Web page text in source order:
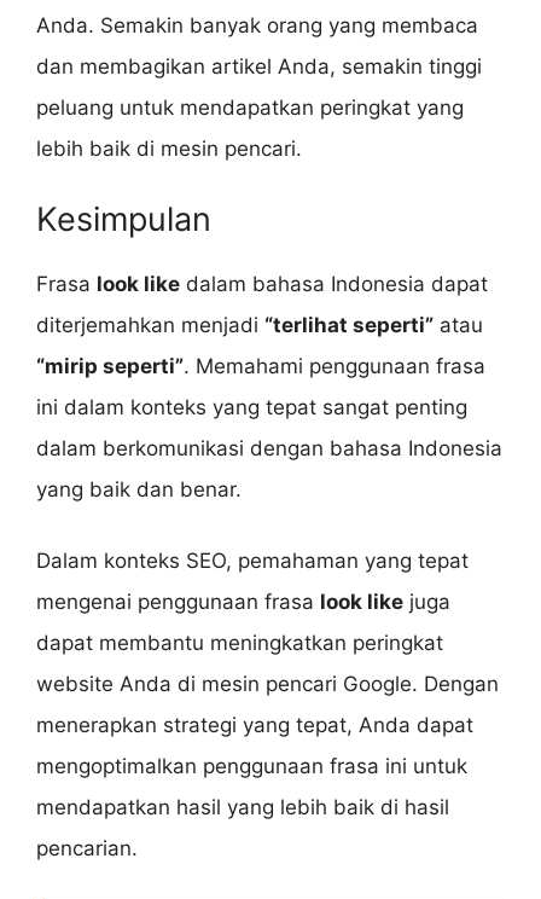
Anda. Semakin banyak orang yang membaca
dan membagikan artikel Anda, semakin tinggi
peluang untuk mendapatkan peringkat yang
lebih baik di mesin pencari.
Kesimpulan
Frasa look like dalam bahasa Indonesia dapat
diterjemahkan menjadi “terlihat seperti” atau
“mirip seperti”. Memahami penggunaan frasa
ini dalam konteks yang tepat sangat penting
dalam berkomunikasi dengan bahasa Indonesia
yang baik dan benar.
Dalam konteks SEO, pemahaman yang tepat
mengenai penggunaan frasa look like juga
dapat membantu meningkatkan peringkat
website Anda di mesin pencari Google. Dengan
menerapkan strategi yang tepat, Anda dapat
mengoptimalkan penggunaan frasa ini untuk
mendapatkan hasil yang lebih baik di hasil
pencarian.